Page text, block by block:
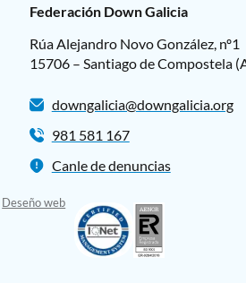
Federación Down Galicia
Rúa Alejandro Novo González, nº1
15706 – Santiago de Compostela
downgalicia@downgalicia.org
981 581 167
Canle de denuncias
Deseño web